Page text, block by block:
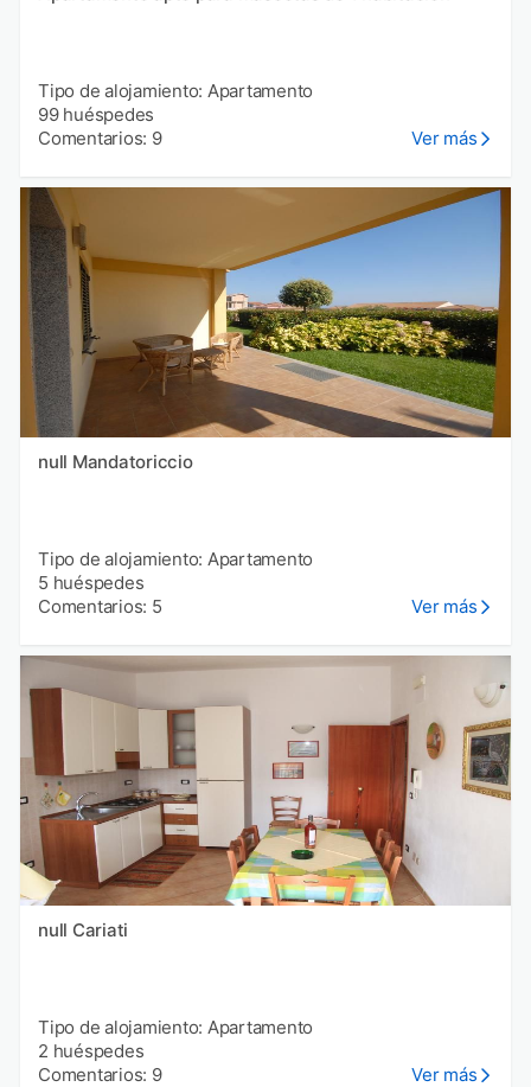
Tipo de alojamiento: Apartamento
99 huéspedes
Comentarios: 9
Ver más
null Mandatoriccio
Tipo de alojamiento: Apartamento
5 huéspedes
Comentarios: 5
Ver más
null Cariati
Tipo de alojamiento: Apartamento
2 huéspedes
Comentarios: 9
Ver más